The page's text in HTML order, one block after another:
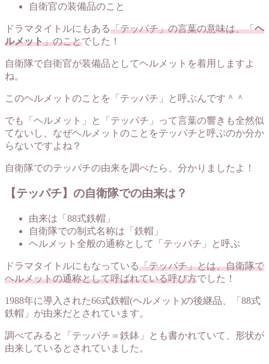
自衛官の装備品のこと
ドラマタイトルにもある「テッパチ」の言葉の意味は、「ヘ
ルメット」のことでした！
自衛隊で自衛官が装備品としてヘルメットを着用しますよ
ね。
このヘルメットのことを「テッパチ」と呼ぶんです＾＾
でも「ヘルメット」と「テッパチ」って言葉の響きも全然似
てないし、なぜヘルメットのことをテッパチと呼ぶのか分か
らないですよね？
自衛隊でのテッパチの由来を調べたら、分かりましたよ！
【テッパチ】の自衛隊での由来は？
由来は「88式鉄帽」
自衛隊での制式名称は「鉄帽」
ヘルメット全般の通称として「テッパチ」と呼ぶ
ドラマタイトルにもなっている「テッパチ」とは、自衛隊で
ヘルメットの通称として呼ばれている呼び方でした！
1988年に導入された66式鉄帽(ヘルメット)の後継品、「88式
鉄帽」が由来だとされています。
調べてみると「テッパチ＝鉄鉢」とも書かれていて、形状が
由来しているとされていました。